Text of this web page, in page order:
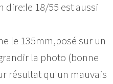
dire:le 18/55 est aussi
le 135mm,posé sur un
la photo (bonne
résultat qu'un mauvais